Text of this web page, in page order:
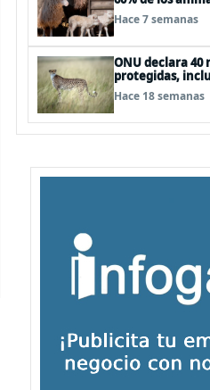
podría sufrir
dietas mal
Hace 7 semanas
ONU declara 40
protegidas,
y el tiburón
Hace 18 semanas